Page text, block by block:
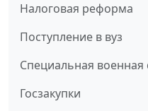
Налоговая реформа
Поступление в вуз
Специальная военная
Госзакупки